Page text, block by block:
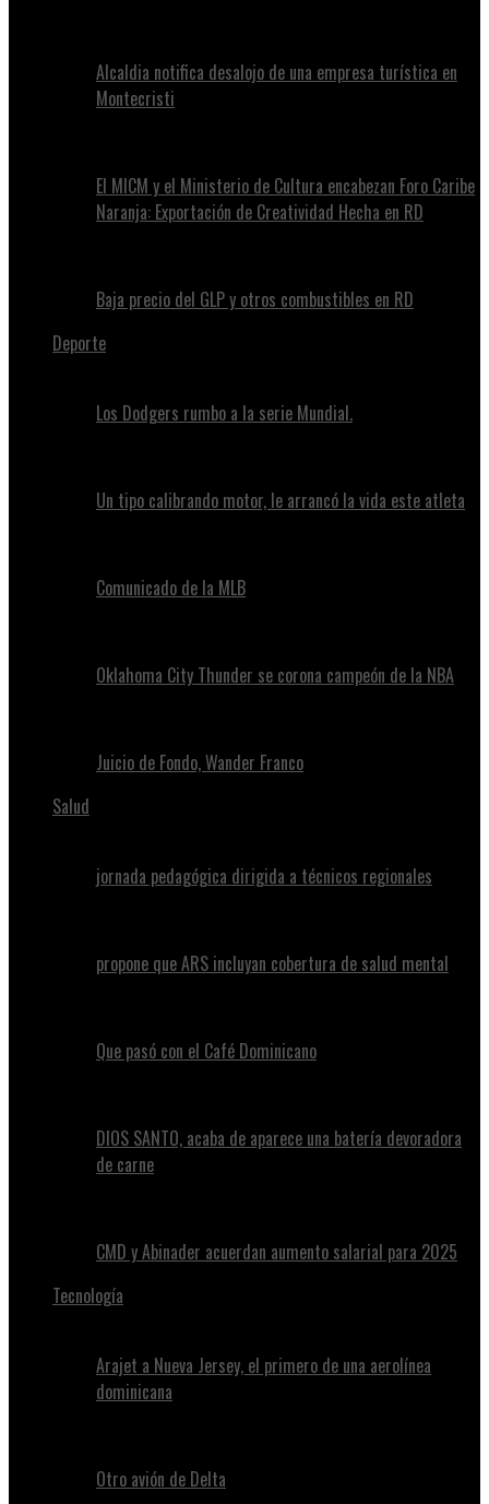
Alcaldia notifica desalojo de una empresa turística en
Montecristi
El MICM y el Ministerio de Cultura encabezan Foro Caribe
Naranja: Exportación de Creatividad Hecha en RD
Baja precio del GLP y otros combustibles en RD
Deporte
Los Dodgers rumbo a la serie Mundial.
Un tipo calibrando motor, le arrancó la vida este atleta
Comunicado de la MLB
Oklahoma City Thunder se corona campeón de la NBA
Juicio de Fondo, Wander Franco
Salud
jornada pedagógica dirigida a técnicos regionales
propone que ARS incluyan cobertura de salud mental
Que pasó con el Café Dominicano
DIOS SANTO, acaba de aparece una batería devoradora
de carne
CMD y Abinader acuerdan aumento salarial para 2025
Tecnología
Arajet a Nueva Jersey, el primero de una aerolínea
dominicana
Otro avión de Delta